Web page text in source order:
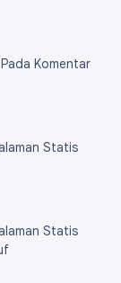
Komentar
Statis
Statis